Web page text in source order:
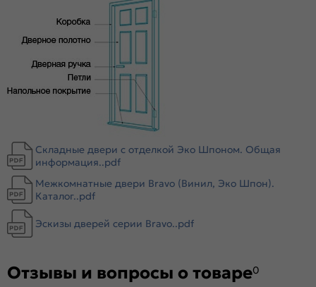
Телескопические погонажные изделия для качественного
регулируемого монтажа. Дверная коробка с TPE-
уплотнителем для мягкого закрывания. Благодаря особой
форме уплотнителя отсутствует закусывание со стороны
петель.
Складные двери с отделкой Эко Шпоном. Общая
информация..pdf
Межкомнатные двери Bravo (Винил, Эко Шпон).
Каталог..pdf
Эскизы дверей серии Bravo..pdf
Отзывы и вопросы о товаре0